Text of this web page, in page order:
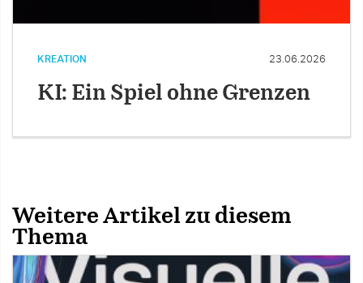
KREATION 23.06.2026
KI: Ein Spiel ohne Grenzen
Weitere Artikel zu diesem
Thema